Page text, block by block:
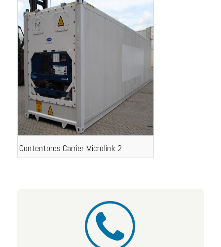
Contentores Carrier Microlink 2